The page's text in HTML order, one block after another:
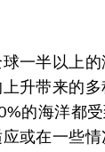
一半以上
升带来的
的海洋都
或在一些情